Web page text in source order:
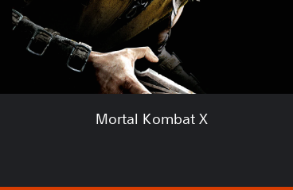
Mortal Kombat X